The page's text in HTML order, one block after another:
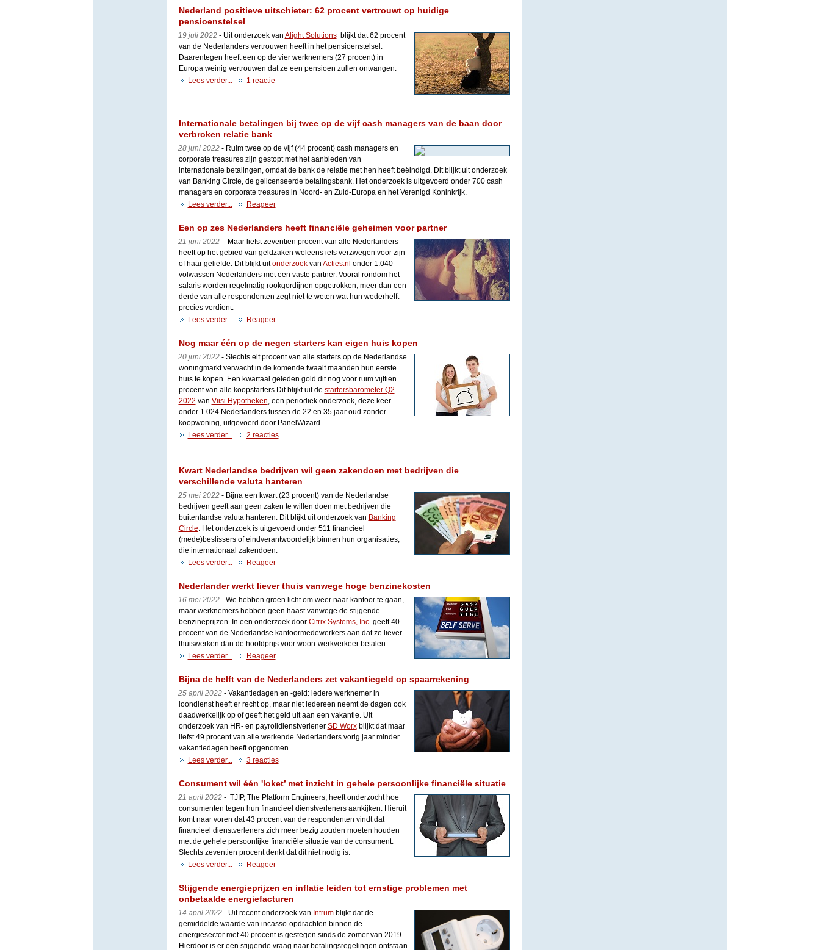
Nederland positieve uitschieter: 62 procent vertrouwt op huidige
pensioenstelsel
19 juli 2022- Uit onderzoek van Alight Solutionsblijkt dat 62 procent
van de Nederlanders vertrouwen heeft in het pensioenstelsel.
Daarentegen heeft een op de vier werknemers (27 procent) in
Europa weinig vertrouwen dat ze een pensioen zullen ontvangen.
Lees verder...
1 reactie
Internationale betalingen bij twee op de vijf cash managers van de baan door
verbroken relatie bank
28 juni 2022- Ruim twee op de vijf (44 procent) cash managers en
corporate treasures zijn gestopt met het aanbieden van
internationale betalingen, omdat de bank de relatie met hen heeft beëindigd. Dit blijkt uit onderzoek
van Banking Circle, de gelicenseerde betalingsbank. Het onderzoek is uitgevoerd onder 700 cash
managers en corporate treasures in Noord- en Zuid-Europa en het Verenigd Koninkrijk.
Lees verder...
Reageer
Een op zes Nederlanders heeft financiële geheimen voor partner
21 juni 2022- Maar liefst zeventien procent van alle Nederlanders
heeft op het gebied van geldzaken weleens iets verzwegen voor zijn
of haar geliefde. Dit blijkt uitonderzoekvan Acties.nl onder 1.040
volwassen Nederlanders met een vaste partner. Vooral rondom het
salaris worden regelmatig rookgordijnen opgetrokken; meer dan een
derde van alle respondenten zegt niet te weten wat hun wederhelft
precies verdient.
Lees verder...
Reageer
Nog maar één op de negen starters kan eigen huis kopen
20 juni 2022- Slechts elf procent van alle starters op de Nederlandse
woningmarkt verwacht in de komende twaalf maanden hun eerste
huis te kopen. Een kwartaal geleden gold dit nog voor ruim vijftien
procent van alle koopstarters.Dit blijkt uit de startersbarometer Q2
2022 van Viisi Hypotheken, een periodiek onderzoek, deze keer
onder 1.024 Nederlanders tussen de 22 en 35 jaar oud zonder
koopwoning, uitgevoerd door PanelWizard.
Lees verder...
2 reacties
Kwart Nederlandse bedrijven wil geen zakendoen met bedrijven die
verschillende valuta hanteren
25 mei 2022- Bijna een kwart (23 procent) van de Nederlandse
bedrijven geeft aan geen zaken te willen doen met bedrijven die
buitenlandse valuta hanteren. Dit blijkt uit onderzoek van Banking
Circle. Het onderzoek is uitgevoerd onder 511 financieel
(mede)beslissers of eindverantwoordelijk binnen hun organisaties,
die internationaal zakendoen.
Lees verder...
Reageer
Nederlander werkt liever thuis vanwege hoge benzinekosten
16 mei 2022- We hebben groen licht om weer naar kantoor te gaan,
maar werknemers hebben geen haast vanwege de stijgende
benzineprijzen. In een onderzoek door Citrix Systems, Inc.geeft 40
procent van de Nederlandse kantoormedewerkers aan dat ze liever
thuiswerken dan de hoofdprijs voor woon-werkverkeer betalen.
Lees verder...
Reageer
Bijna de helft van de Nederlanders zet vakantiegeld op spaarrekening
25 april 2022- Vakantiedagen en -geld: iedere werknemer in
loondienst heeft er recht op, maar niet iedereen neemt de dagen ook
daadwerkelijk op of geeft het geld uit aan een vakantie. Uit
onderzoek van HR- en payrolldienstverlener SD Worxblijkt dat maar
liefst 49 procent van alle werkende Nederlanders vorig jaar minder
vakantiedagen heeft opgenomen.
Lees verder...
3 reacties
Consument wil één 'loket’ met inzicht in gehele persoonlijke financiële situatie
21 april 2022- TJIP, The Platform Engineers,heeft onderzocht hoe
consumenten tegen hun financieel dienstverleners aankijken. Hieruit
komt naar voren dat 43 procent van de respondenten vindt dat
financieel dienstverleners zich meer bezig zouden moeten houden
met de gehele persoonlijke financiële situatie van de consument.
Slechts zeventien procent denkt dat dit niet nodig is.
Lees verder...
Reageer
Stijgende energieprijzen en inflatie leiden tot ernstige problemen met
onbetaalde energiefacturen
14 april 2022- Uit recent onderzoek van Intrumblijkt dat de
gemiddelde waarde van incasso-opdrachten binnen de
energiesector met 40 procent is gestegen sinds de zomer van 2019.
Hierdoor is er een stijgende vraag naar betalingsregelingen ontstaan